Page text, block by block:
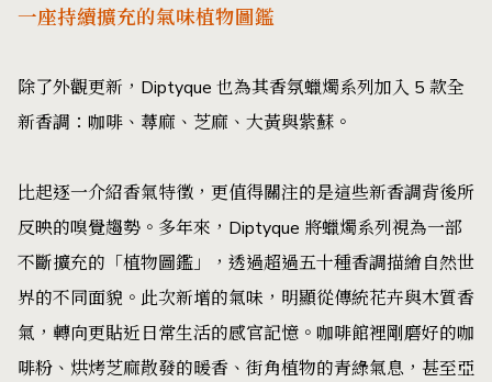
一座持續擴充的氣味植物圖鑑
除了外觀更新，Diptyque 也為其香氛蠟燭系列加入 5 款全
新香調：咖啡、蕁麻、芝麻、大黃與紫蘇。
比起逐一介紹香氣特徵，更值得關注的是這些新香調背後所
反映的嗅覺趨勢。多年來，Diptyque 將蠟燭系列視為一部
不斷擴充的「植物圖鑑」，透過超過五十種香調描繪自然世
界的不同面貌。此次新增的氣味，明顯從傳統花卉與木質香
氣，轉向更貼近日常生活的感官記憶。咖啡館裡剛磨好的咖
啡粉、烘烤芝麻散發的暖香、街角植物的青綠氣息，甚至亞